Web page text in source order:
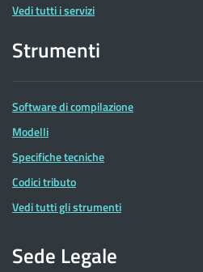
Vedi tutti i servizi
Strumenti
Software di compilazione
Modelli
Specifiche tecniche
Codici tributo
Vedi tutti gli strumenti
Sede Legale